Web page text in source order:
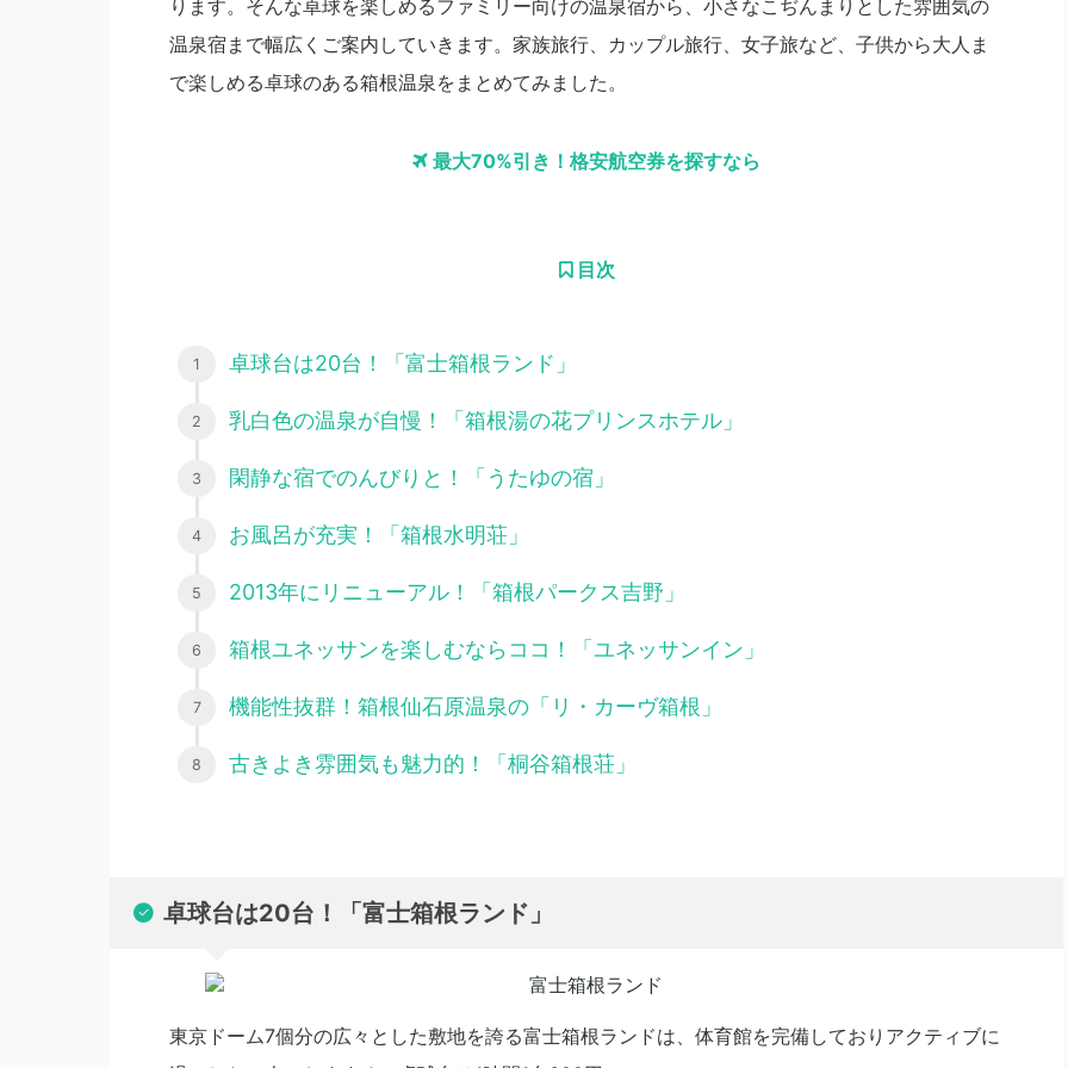
ります。そんな卓球を楽しめるファミリー向けの温泉宿から、小さなこぢんまりとした雰囲気の
温泉宿まで幅広くご案内していきます。家族旅行、カップル旅行、女子旅など、子供から大人ま
で楽しめる卓球のある箱根温泉をまとめてみました。
最大70%引き！格安航空券を探すなら
目次
卓球台は20台！「富士箱根ランド」
乳白色の温泉が自慢！「箱根湯の花プリンスホテル」
閑静な宿でのんびりと！「うたゆの宿」
お風呂が充実！「箱根水明荘」
2013年にリニューアル！「箱根パークス吉野」
箱根ユネッサンを楽しむならココ！「ユネッサンイン」
機能性抜群！箱根仙石原温泉の「リ・カーヴ箱根」
古きよき雰囲気も魅力的！「桐谷箱根荘」
卓球台は20台！「富士箱根ランド」
東京ドーム7個分の広々とした敷地を誇る富士箱根ランドは、体育館を完備しておりアクティブに